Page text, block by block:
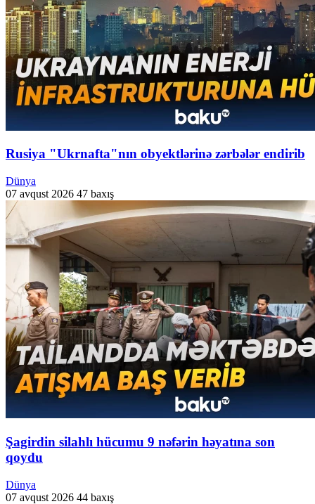
Rusiya "Ukrnafta"nın obyektlərinə zərbələr endirib
Dünya
07 avqust 2026 47 baxış
Şagirdin silahlı hücumu 9 nəfərin həyatına son
qoydu
Dünya
07 avqust 2026 44 baxış